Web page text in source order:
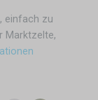
einfach zu
Marktzelte,